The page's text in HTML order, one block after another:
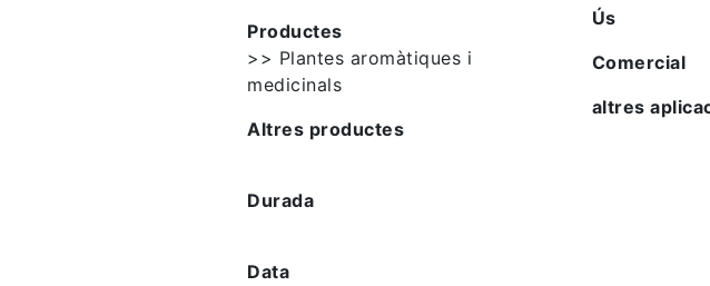
Productes
>> Plantes aromàtiques i
medicinals
Altres productes
Durada
Data
Ús
Comercial
altres